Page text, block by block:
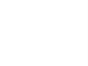
de telles
Web si